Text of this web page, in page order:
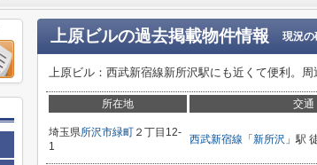
上原ビルの過去掲載物件情報 現況の
上原ビル：西武新宿線新所沢駅にも近くて便利。
所在地 交通
埼玉県所沢市緑町 ２丁目12-
1
西武新宿線 「 新所沢 」駅